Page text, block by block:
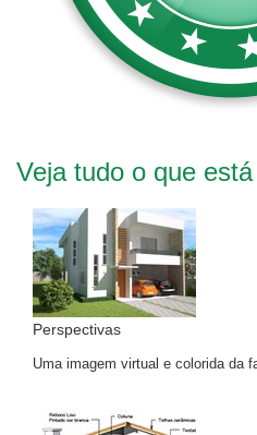
Veja tudo o que
Perspectivas
Uma imagem virtual e colorida da